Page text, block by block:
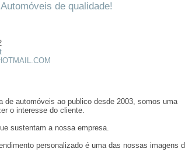
de qualidade!
de automóveis ao publico desde 2003, somos uma
o interesse do cliente.
sustentam a nossa empresa.
personalizado é uma das nossas imagens